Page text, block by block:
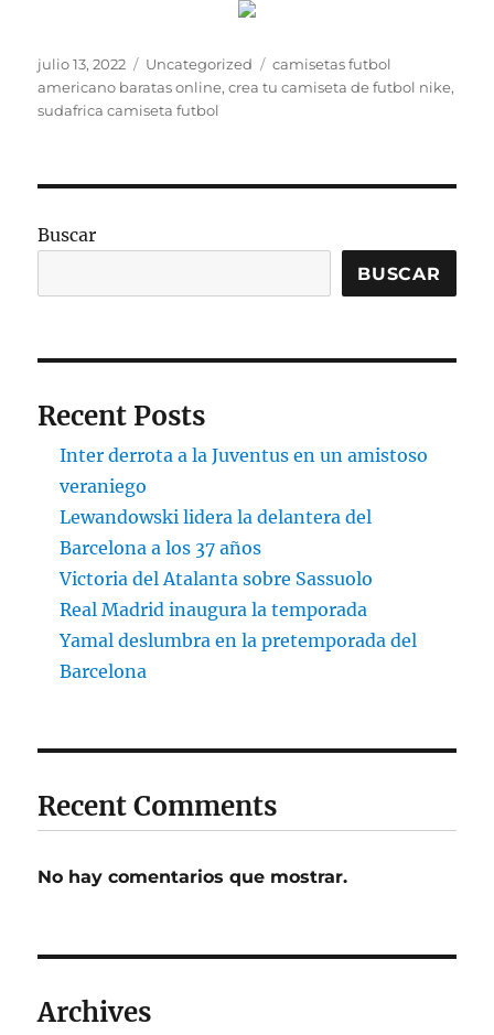
Publicado
el
julio 13, 2022 Categorías
Uncategorized Etiquetas
camisetas futbol
americano baratas online,crea tu camiseta de futbol nike,
sudafrica camiseta futbol
Buscar
BUSCAR
Recent Posts
Inter derrota a la Juventus en un amistoso
veraniego
Lewandowski lidera la delantera del
Barcelona a los 37 años
Victoria del Atalanta sobre Sassuolo
Real Madrid inaugura la temporada
Yamal deslumbra en la pretemporada del
Barcelona
Recent Comments
No hay comentarios que mostrar.
Archives